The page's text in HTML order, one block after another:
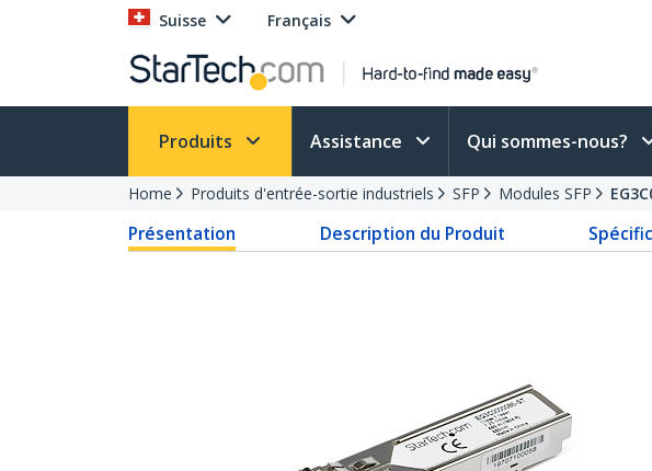
Suisse Français
Produits Assistance Qui sommes-nous?
Home Produits d'entrée-sortie industriels SFP Modules SFP
Présentation Description du Produit